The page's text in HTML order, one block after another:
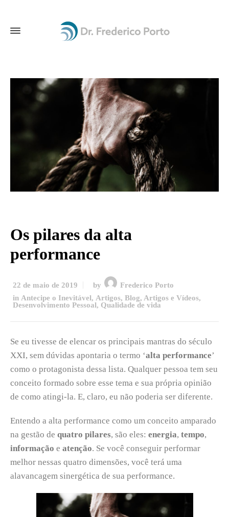
Os pilares da alta
performance
22 de maio de 2019 by
Frederico Porto
in Antecipe o Inevitável, Artigos, Blog, Artigos e Vídeos,
Desenvolvimento Pessoal, Qualidade de vida
Se eu tivesse de elencar os principais mantras do século
XXI, sem dúvidas apontaria o termo ‘alta performance’
como o protagonista dessa lista. Qualquer pessoa tem seu
conceito formado sobre esse tema e sua própria opinião
de como atingi-la. E, claro, eu não poderia ser diferente.
Entendo a alta performance como um conceito amparado
na gestão de quatro pilares, são eles: energia, tempo,
informação e atenção. Se você conseguir performar
melhor nessas quatro dimensões, você terá uma
alavancagem sinergética de sua performance.